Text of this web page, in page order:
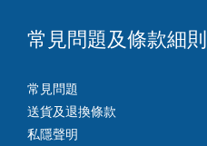
常見問題及條款細則
常見問題
送貨及退換條款
私隱聲明